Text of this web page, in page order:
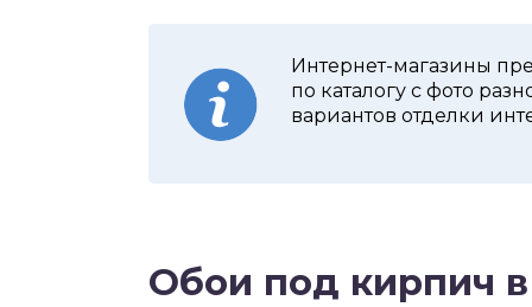
Интернет-магазины
по каталогу с фото
вариантов отделки
Обои под кирпич